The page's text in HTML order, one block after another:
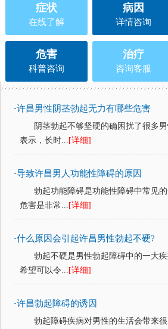
症状
在线了解
病因
详情咨询
危害
科普咨询
治疗
咨询客服
·许昌男性阴茎勃起无力有哪些危害
阴茎勃起不够坚硬的确困扰了很多
表示，长时... [详细]
·导致许昌男人功能性障碍的原因
勃起功能障碍是功能性障碍中常见
危害是非常... [详细]
·什么原因会引起许昌男性勃起不硬?
勃起不硬是男性勃起障碍中的一大
希望可以令... [详细]
·许昌勃起障碍的诱因
勃起障碍疾病对男性的生活会带来